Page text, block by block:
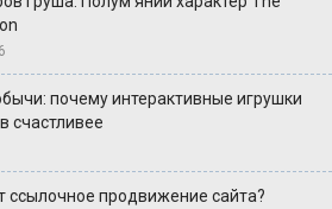
почему интерактивные игрушки
счастливее
ссылочное продвижение сайта?